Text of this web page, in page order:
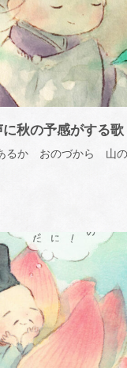
に秋の予感がする歌
るか おのづから 山